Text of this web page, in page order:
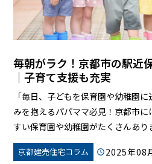
毎朝がラク！京都市の駅近
｜子育て支援も充実
「毎日、子どもを保育園や幼稚園
みを抱えるパパママ必見！京都市
すい保育園や幼稚園がたくさんあ
市の子育て環境の魅力から、駅近施
度まで、あなたの知りたい情報を詳
京都建売住宅コラム 2025年08